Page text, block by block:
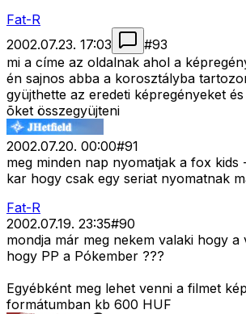
Fat-R
2002.07.23. 17:03
#93
mi a címe az oldalnak ahol a
én sajnos abba a korosztályba
gyüjthette az eredeti képregényeket
õket összegyüjteni
2002.07.20. 00:00#91
meg minden nap nyomatjak a fox kids
kar hogy csak egy seriat nyomatnak
Fat-R
2002.07.19. 23:35#90
mondja már meg nekem valaki hogy a
hogy PP a Pókember ???
Egyébként meg lehet venni a filmet
formátumban kb 600 HUF